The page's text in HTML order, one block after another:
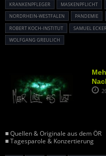
KRANKENPFLEGER
MASKENPFLICHT
NORDRHEIN-WESTFALEN
PANDEMIE
ROBERT KOCH-INSTITUT
SAMUEL
WOLFGANG GREULICH
■ Quellen & Originale aus dem ÖR
■ Tagesparole & Konzertierung